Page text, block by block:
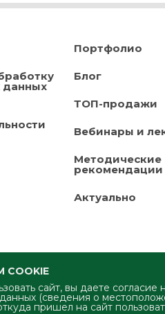
данных
Портфолио
Блог
ТОП-продажи
Вебинары и
Методические
рекомендации
Актуально
сайт, вы даете согласие
данных (сведения о
пришел на сайт